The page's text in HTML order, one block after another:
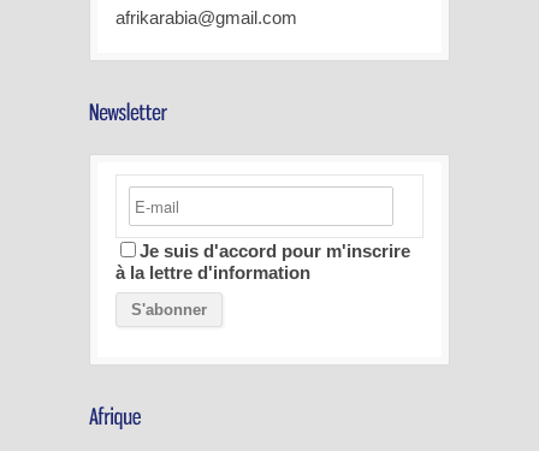
afrikarabia@gmail.com
Je suis d'accord pour m'inscrire
à la lettre d'information